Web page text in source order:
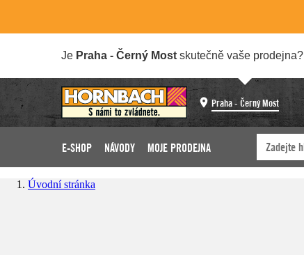
Je Praha - Černý Most skutečně vaše prodejna?
Praha - Černý Most
E-SHOP NÁVODY MOJE PRODEJNA
Úvodní stránka